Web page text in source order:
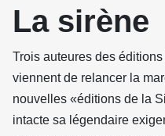
La sirène
Trois auteures des
viennent de relancer la
nouvelles «éditions de la
intacte sa légendaire